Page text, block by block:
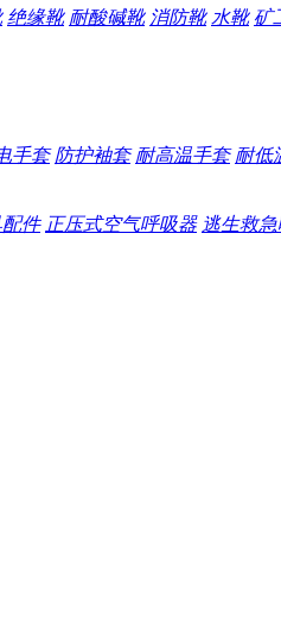
绝缘靴 耐酸碱靴 消防靴 水靴 矿
手套 防护袖套 耐高温手套 耐低
件 正压式空气呼吸器 逃生救